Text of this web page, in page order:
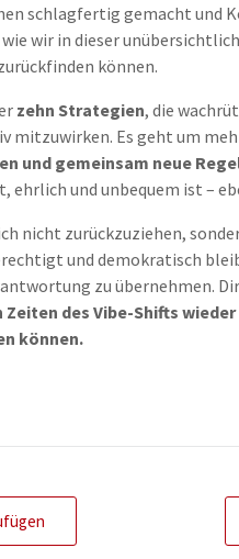
schlagfertig gemacht und
wir in dieser
können.
zehn Strategien, die
mitzuwirken. Es geht um
und gemeinsam neue
und unbequem ist –
nicht zurückzuziehen,
und demokratisch
zu übernehmen.
des Vibe-Shifts
können.